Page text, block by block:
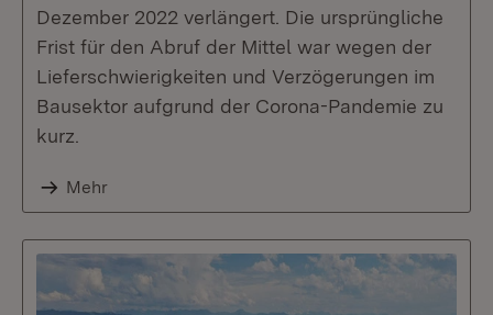
Dezember 2022 verlängert. Die ursprüngliche
Frist für den Abruf der Mittel war wegen der
Lieferschwierigkeiten und Verzögerungen im
Bausektor aufgrund der Corona-Pandemie zu
kurz.
Mehr